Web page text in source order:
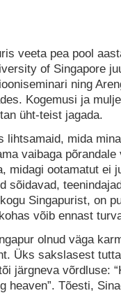
veeta pea pool
of Singapore
ning
Kogemusi ja
üht-teist jagada.
lihtsamaid, mida
vaibaga põrandale
midagi ootamatut ei
sõidavad,
Singapurist, on
võib ennast
olnud väga
Üks sakslasest
järgneva võrdluse:
heaven”. Tõesti,